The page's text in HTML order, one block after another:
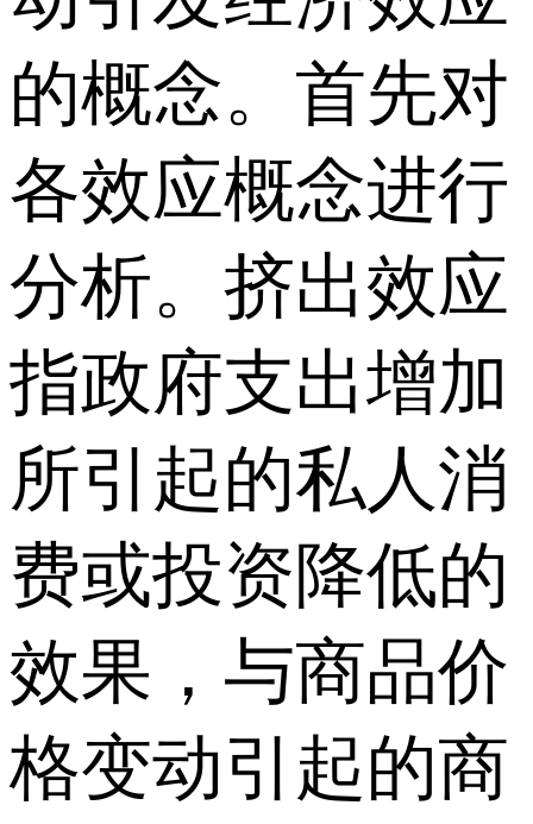
的概念。首先对
各效应概念进行
分析。挤出效应
指政府支出增加
所引起的私人消
费或投资降低的
效果，与商品价
格变动引起的商